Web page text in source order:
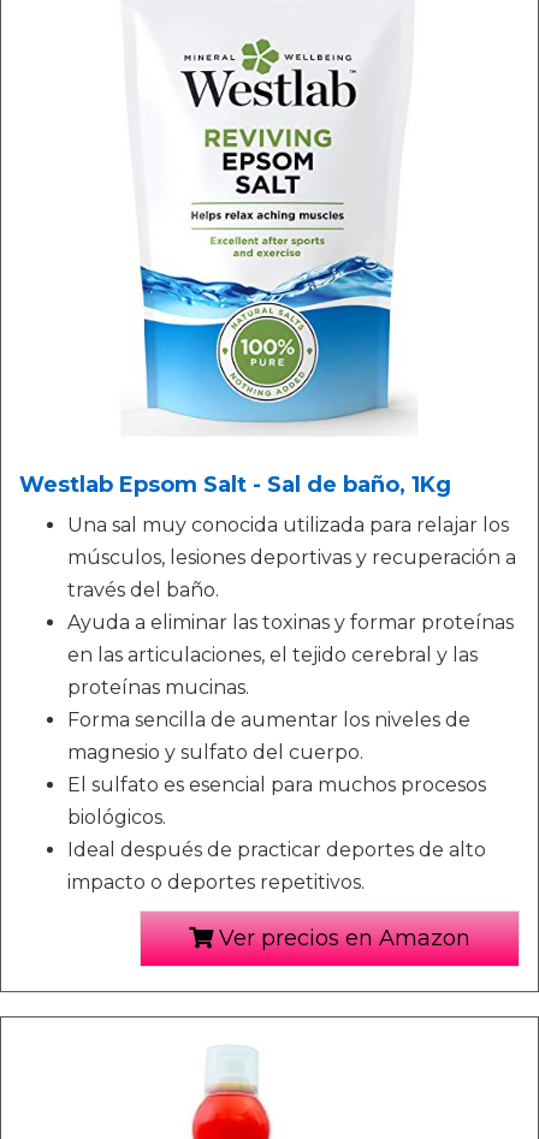
Westlab Epsom Salt - Sal de baño, 1Kg
Una sal muy conocida utilizada para relajar los
músculos, lesiones deportivas y recuperación a
través del baño.
Ayuda a eliminar las toxinas y formar proteínas
en las articulaciones, el tejido cerebral y las
proteínas mucinas.
Forma sencilla de aumentar los niveles de
magnesio y sulfato del cuerpo.
El sulfato es esencial para muchos procesos
biológicos.
Ideal después de practicar deportes de alto
impacto o deportes repetitivos.
Ver precios en Amazon